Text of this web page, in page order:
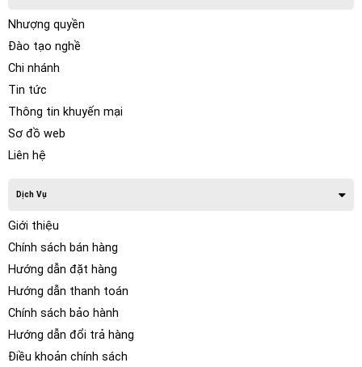
Nhượng quyền
Đào tạo nghề
Chi nhánh
Tin tức
Thông tin khuyến mại
Sơ đồ web
Liên hệ
Dịch Vụ
Giới thiệu
Chính sách bán hàng
Hướng dẫn đặt hàng
Hướng dẫn thanh toán
Chính sách bảo hành
Hướng dẫn đổi trả hàng
Điều khoản chính sách